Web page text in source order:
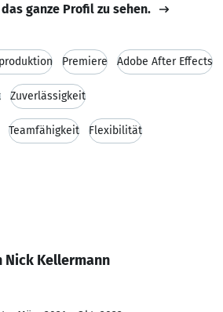
ganze Profil zu sehen.
Premiere Adobe After Effects
Zuverlässigkeit
Teamfähigkeit Flexibilität
Nick Kellermann